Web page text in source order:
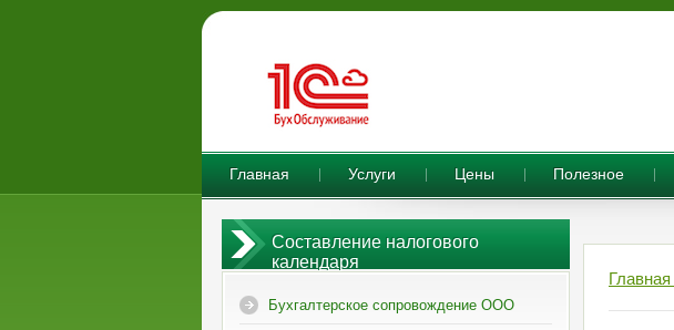
Главная Услуги Цены Полезное
Составление налогового
календаря
Бухгалтерское сопровождение ООО
Главная